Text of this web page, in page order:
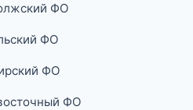
ФО
ФО
ФО
ФО